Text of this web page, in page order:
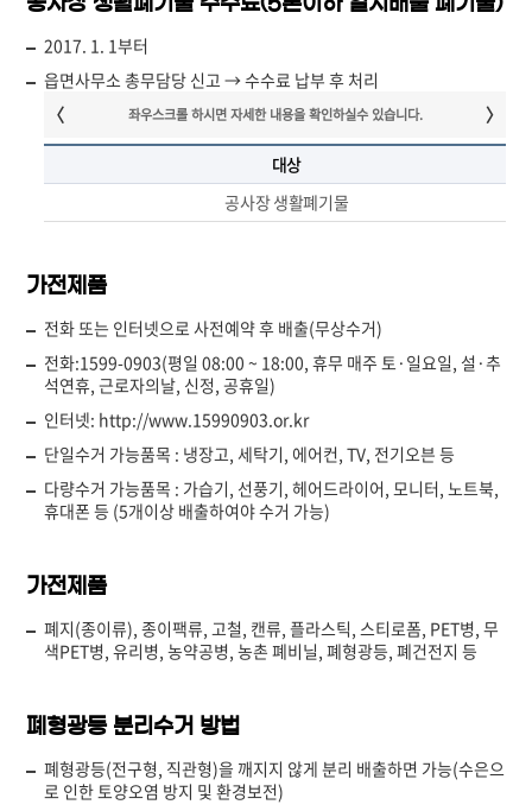
2017. 1. 1부터
읍면사무소 총무담당 신고 → 수수료 납부 후 처리
대상
공사장 생활폐기물
가전제품
전화 또는 인터넷으로 사전예약 후 배출(무상수거)
전화:1599-0903(평일 08:00 ~ 18:00, 휴무 매주 토·일요일, 설·추
석연휴, 근로자의날, 신정, 공휴일)
인터넷: http://www.15990903.or.kr
단일수거 가능품목 : 냉장고, 세탁기, 에어컨, TV, 전기오븐 등
다량수거 가능품목 : 가습기, 선풍기, 헤어드라이어, 모니터, 노트북,
휴대폰 등 (5개이상 배출하여야 수거 가능)
가전제품
폐지(종이류), 종이팩류, 고철, 캔류, 플라스틱, 스티로폼, PET병, 무
색PET병, 유리병, 농약공병, 농촌 폐비닐, 폐형광등, 폐건전지 등
폐형광등 분리수거 방법
폐형광등(전구형, 직관형)을 깨지지 않게 분리 배출하면 가능(수은으
로 인한 토양오염 방지 및 환경보전)